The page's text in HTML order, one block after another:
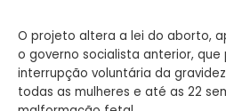
O projeto altera a lei do aborto,
o governo socialista anterior,
interrupção voluntária da
todas as mulheres e até as 22